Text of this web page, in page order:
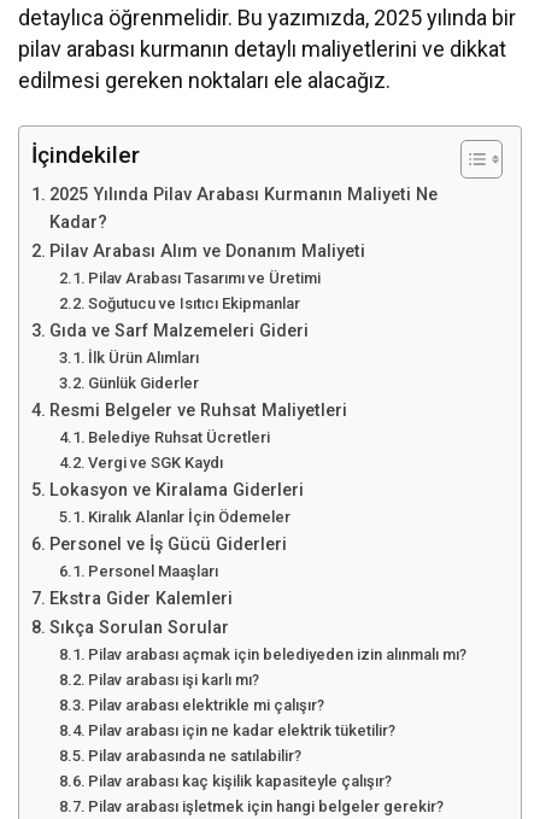
detaylıca öğrenmelidir. Bu yazımızda, 2025 yılında bir
pilav arabası kurmanın detaylı maliyetlerini ve dikkat
edilmesi gereken noktaları ele alacağız.
İçindekiler
2025 Yılında Pilav Arabası Kurmanın Maliyeti Ne
Kadar?
Pilav Arabası Alım ve Donanım Maliyeti
Pilav Arabası Tasarımı ve Üretimi
Soğutucu ve Isıtıcı Ekipmanlar
Gıda ve Sarf Malzemeleri Gideri
İlk Ürün Alımları
Günlük Giderler
Resmi Belgeler ve Ruhsat Maliyetleri
Belediye Ruhsat Ücretleri
Vergi ve SGK Kaydı
Lokasyon ve Kiralama Giderleri
Kiralık Alanlar İçin Ödemeler
Personel ve İş Gücü Giderleri
Personel Maaşları
Ekstra Gider Kalemleri
Sıkça Sorulan Sorular
Pilav arabası açmak için belediyeden izin alınmalı mı?
Pilav arabası işi karlı mı?
Pilav arabası elektrikle mi çalışır?
Pilav arabası için ne kadar elektrik tüketilir?
Pilav arabasında ne satılabilir?
Pilav arabası kaç kişilik kapasiteyle çalışır?
Pilav arabası işletmek için hangi belgeler gerekir?